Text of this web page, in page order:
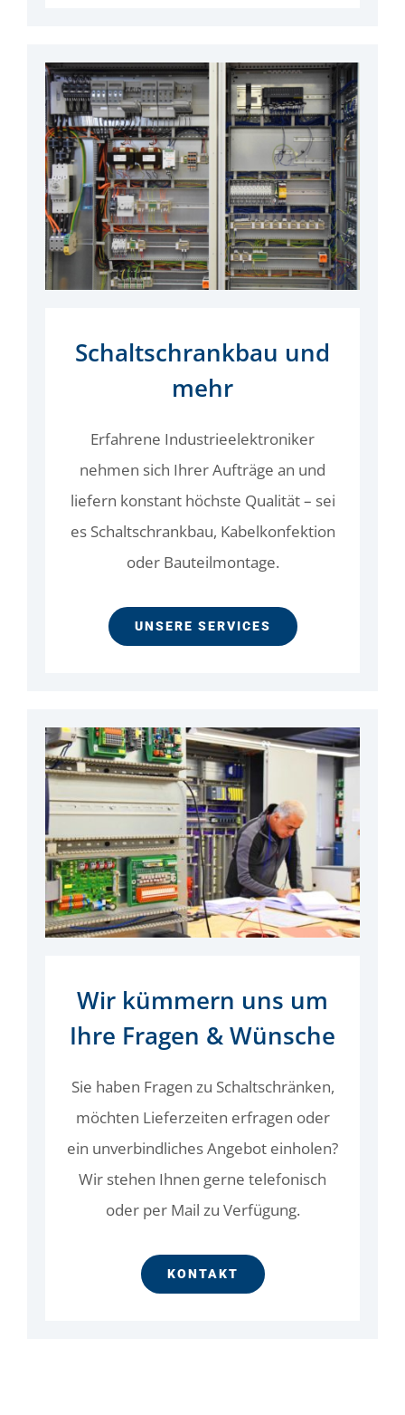
Schaltschrankbau und
mehr
Erfahrene Industrieelektroniker
nehmen sich Ihrer Aufträge an und
liefern konstant höchste Qualität – sei
es Schaltschrankbau, Kabelkonfektion
oder Bauteilmontage.
UNSERE SERVICES
Wir kümmern uns um
Ihre Fragen & Wünsche
Sie haben Fragen zu Schaltschränken,
möchten Lieferzeiten erfragen oder
ein unverbindliches Angebot einholen?
Wir stehen Ihnen gerne telefonisch
oder per Mail zu Verfügung.
KONTAKT